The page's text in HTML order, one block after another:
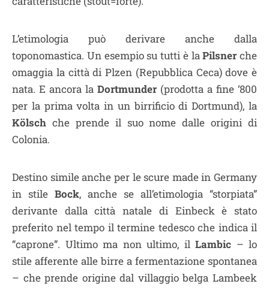
L’etimologia può derivare anche dalla
toponomastica. Un esempio su tutti è laPilsner che
omaggia la città di Plzen (Repubblica Ceca) dove è
nata. E ancora la Dortmunder (prodotta a fine ‘800
per la prima volta in un birrificio di Dortmund), la
Kölsch che prende il suo nome dalle origini di
Colonia.
Destino simile anche per le scure made in Germany
in stile Bock, anche se all’etimologia “storpiata”
derivante dalla città natale di Einbeck è stato
preferito nel tempo il termine tedesco che indica il
“caprone”. Ultimo ma non ultimo, il Lambic – lo
stile afferente alle birre a fermentazione spontanea
– che prende origine dal villaggio belga Lambeek